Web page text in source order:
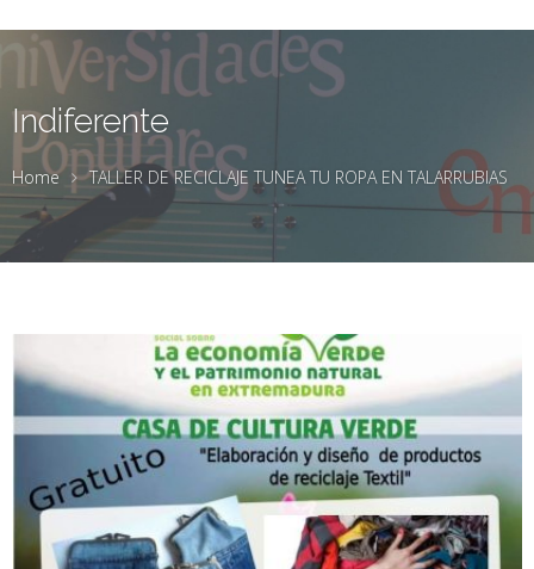
Indiferente
Home TALLER DE RECICLAJE TUNEA TU ROPA EN TALARRUBIAS